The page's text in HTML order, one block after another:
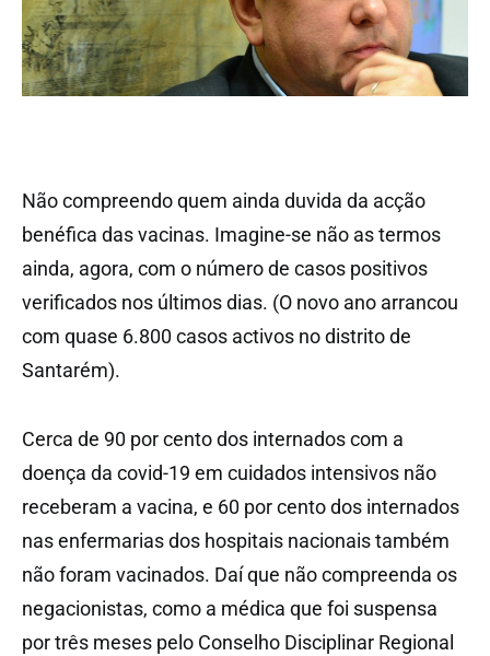
Não compreendo quem ainda duvida da acção
benéfica das vacinas. Imagine-se não as termos
ainda, agora, com o número de casos positivos
verificados nos últimos dias. (O novo ano arrancou
com quase 6.800 casos activos no distrito de
Santarém).
Cerca de 90 por cento dos internados com a
doença da covid-19 em cuidados intensivos não
receberam a vacina, e 60 por cento dos internados
nas enfermarias dos hospitais nacionais também
não foram vacinados. Daí que não compreenda os
negacionistas, como a médica que foi suspensa
por três meses pelo Conselho Disciplinar Regional